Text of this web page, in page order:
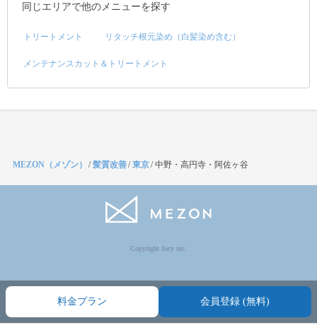
同じエリアで他のメニューを探す
トリートメント リタッチ根元染め（白髪染め含む）
メンテナンスカット＆トリートメント
料金プラン 会員登録 (無料)
MEZON（メゾン） /髪質改善/東京/中野・高円寺・阿佐ヶ谷
Copyright Jocy inc.